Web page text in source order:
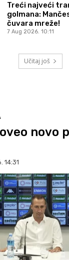
Treći najveći
golmana:
čuvara mreže!
7 Aug 2026. 10:11
Učitaj još